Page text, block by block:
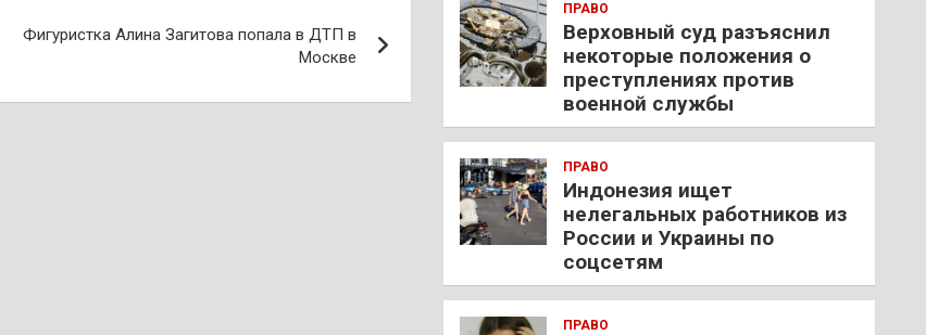
Фигуристка Алина Загитова попала в ДТП в
Москве
ПРАВО
Верховный суд разъяснил
некоторые положения о
преступлениях против
военной службы
ПРАВО
Индонезия ищет
нелегальных работников из
России и Украины по
соцсетям
ПРАВО